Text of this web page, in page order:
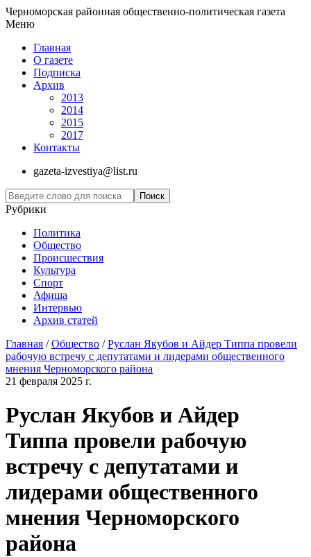
Черноморская районная общественно-политическая газета
Меню
Главная
О газете
Подписка
Архив
2013
2014
2015
2017
Контакты
gazeta-izvestiya@list.ru
Рубрики
Политика
Общество
Проиcшествия
Культура
Спорт
Афиша
Интервью
Архив статей
Главная /Общество /Руслан Якубов и Айдер Типпа провели
рабочую встречу с депутатами и лидерами общественного
мнения Черноморского района
21 февраля 2025 г.
Руслан Якубов и Айдер
Типпа провели рабочую
встречу с депутатами и
лидерами общественного
мнения Черноморского
района